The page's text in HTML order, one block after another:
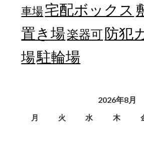
車場宅配ボックス
置き場楽器可防犯
場駐輪場
2026年8月
月 火 水 木